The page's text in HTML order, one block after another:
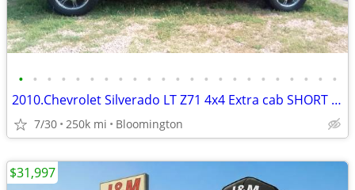
• • • • • • • • • • • • • • • • • • • • • • •
2010.Chevrolet Silverado LT Z71 4x4 Extra cab SHORT Bed
7/30 250k mi Bloomington
$31,997